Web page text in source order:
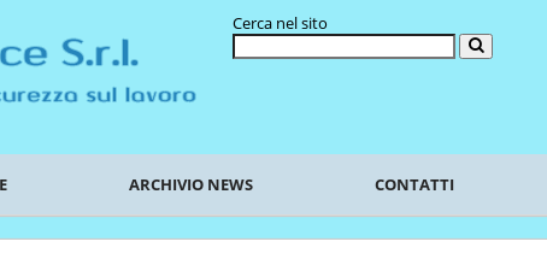
Cerca nel sito
ARCHIVIO NEWS CONTATTI